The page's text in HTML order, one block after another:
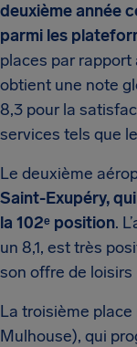
deuxième année
parmi les
places par rapport
obtient une note
8,3 pour la
services tels que
Le deuxième
Saint-Exupéry,
la 102ᵉ position.
un 8,1, est très
son offre de loisirs
La troisième place
Mulhouse), qui